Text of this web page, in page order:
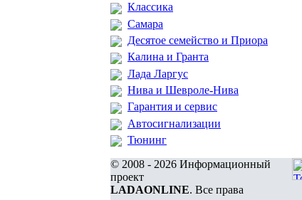
Классика
Самара
Десятое семейство и Приора
Калина и Гранта
Лада Ларгус
Нива и Шевроле-Нива
Гарантия и сервис
Автосигнализации
Тюнинг
© 2008 - 2026 Информационный
проект
LADAONLINE. Все права